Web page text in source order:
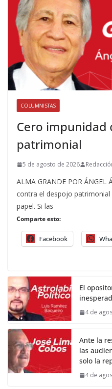
COLUMNISTAS
Cero impunidad
patrimonial
5 de agosto de 2026
ALMA GRANDE POR ÁNGEL
contra el despojo patrimonial
papel. Si las
Comparte esto:
Facebook
El
4 de
Ante la
las
solo la
4 de